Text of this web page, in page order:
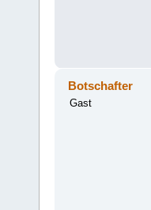
Botschafter
Gast